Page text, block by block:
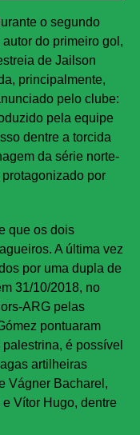
o segundo
do primeiro gol,
de Jailson
principalmente,
pelo clube:
pela equipe
dentre a torcida
da série norte-
protagonizado por
que os dois
A última vez
por uma dupla de
31/10/2018, no
ARG pelas
pontuaram
é possível
artilheiras
Vágner Bacharel,
Vítor Hugo, dentre